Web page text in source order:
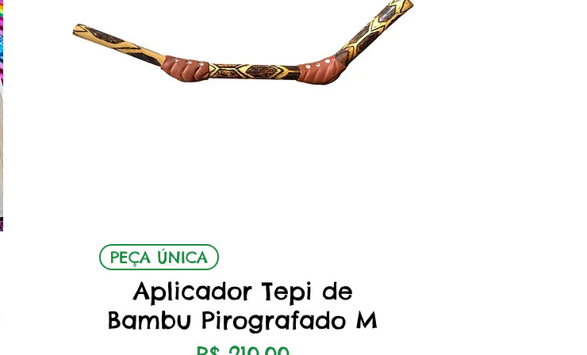
Visualização rápida
PEÇA ÚNICA
Aplicador Tepi de
Bambu Pirografado M